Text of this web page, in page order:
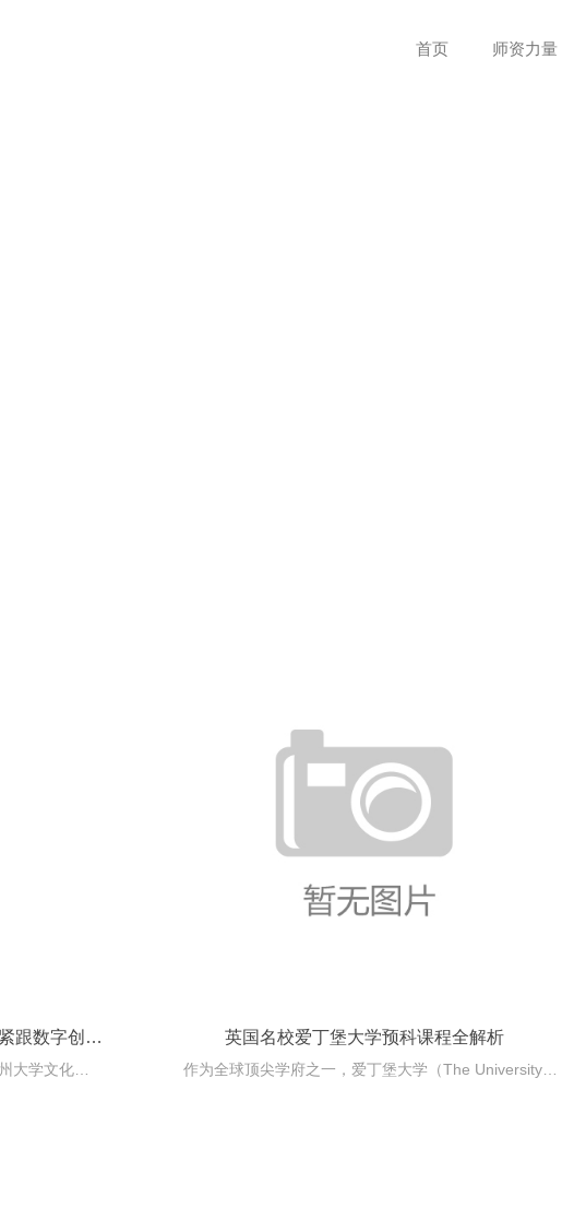
首页 师资力量
课程介绍｜《数字文创产业调研Ⅱ》：紧跟数字创意产业前沿深化理解 英国名校爱丁堡大学预科课程全解析